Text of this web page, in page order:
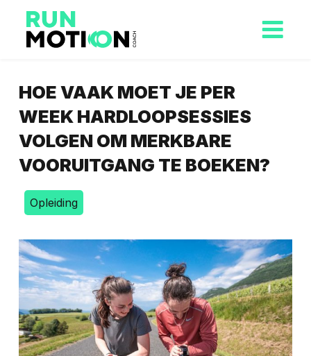
HOE VAAK MOET JE PER
WEEK HARDLOOPSESSIES
VOLGEN OM MERKBARE
VOORUITGANG TE BOEKEN?
Opleiding